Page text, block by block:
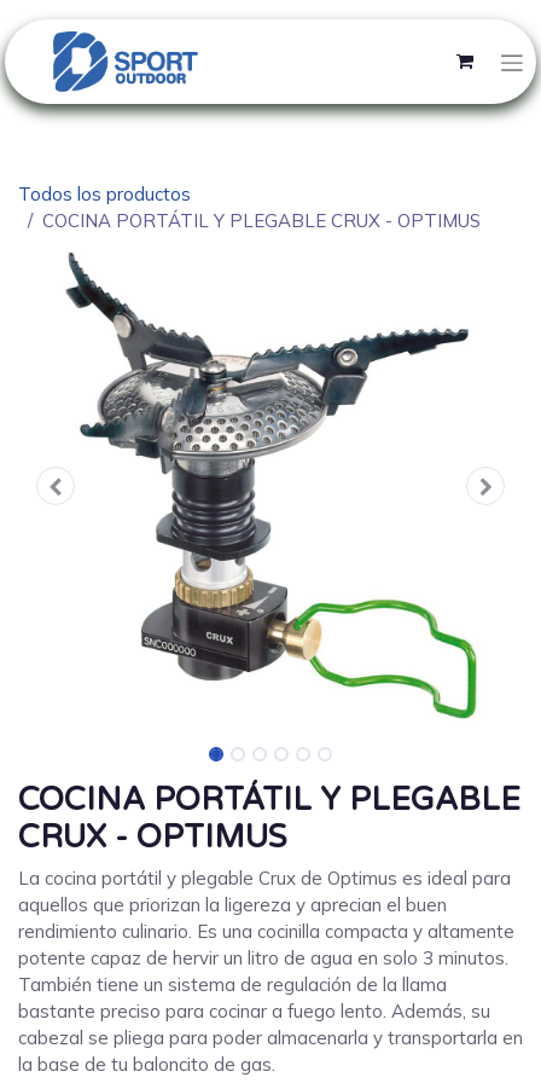
Todos los productos
COCINA PORTÁTIL Y PLEGABLE CRUX - OPTIMUS
COCINA PORTÁTIL Y PLEGABLE
CRUX - OPTIMUS
La cocina portátil y plegable Crux de Optimus es ideal para
aquellos que priorizan la ligereza y aprecian el buen
rendimiento culinario. Es una cocinilla compacta y altamente
potente capaz de hervir un litro de agua en solo 3 minutos.
También tiene un sistema de regulación de la llama
bastante preciso para cocinar a fuego lento. Además, su
cabezal se pliega para poder almacenarla y transportarla en
la base de tu baloncito de gas.